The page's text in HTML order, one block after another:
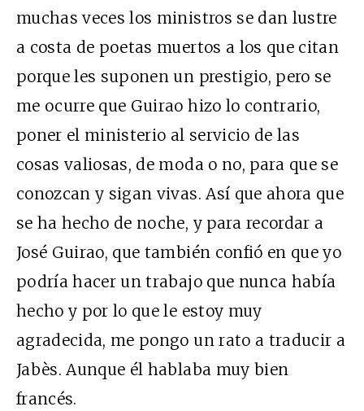
muchas veces los ministros se dan lustre
a costa de poetas muertos a los que citan
porque les suponen un prestigio, pero se
me ocurre que Guirao hizo lo contrario,
poner el ministerio al servicio de las
cosas valiosas, de moda o no, para que se
conozcan y sigan vivas. Así que ahora que
se ha hecho de noche, y para recordar a
José Guirao, que también confió en que yo
podría hacer un trabajo que nunca había
hecho y por lo que le estoy muy
agradecida, me pongo un rato a traducir a
Jabès. Aunque él hablaba muy bien
francés.